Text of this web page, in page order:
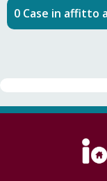
Case in affitto a